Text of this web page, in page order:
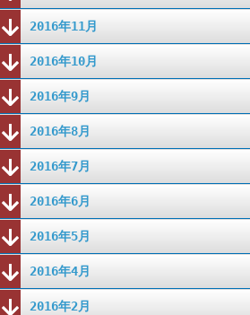
2016年11月
2016年10月
2016年9月
2016年8月
2016年7月
2016年6月
2016年5月
2016年4月
2016年2月